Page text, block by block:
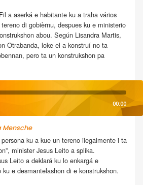
a aserká e habitante ku a traha vários
di gobièrnu, despues ku e ministerio
abou. Según Lisandra Martis,
Otrabanda, loke el a konstruí no ta
pero ta un konstrukshon pa
00:00
Mensche
ku a kue un tereno ilegalmente i ta
minister Jesus Leito a splika.
Leito a deklará ku lo enkargá e
e desmantelashon di e konstrukshon.